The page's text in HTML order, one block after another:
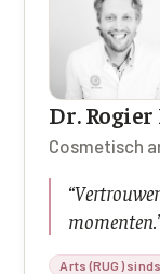
Dr.
Cosmetisch
“
momenten.
Arts (RUG)